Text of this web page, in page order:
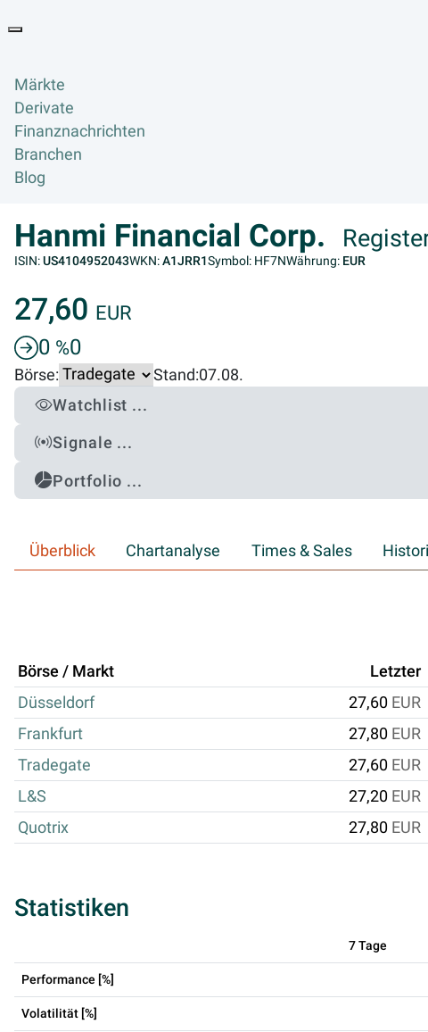
Märkte
Derivate
Finanznachrichten
Branchen
Blog
Hanmi Financial Corp.
ISIN:US4104952043WKN:A1JRR1Symbol: HF7NWährung: EUR
27,60 EUR
0 %0
Börse: Stand:07.08.
Watchlist ...
Signale ...
Portfolio ...
Überblick Chartanalyse Times & Sales
Börse / Markt Letzter
Düsseldorf
27,60 EUR
Frankfurt
27,80 EUR
Tradegate
27,60 EUR
L&S
27,20 EUR
Quotrix
27,80 EUR
Statistiken
7 Tage
Performance [%]
Volatilität [%]